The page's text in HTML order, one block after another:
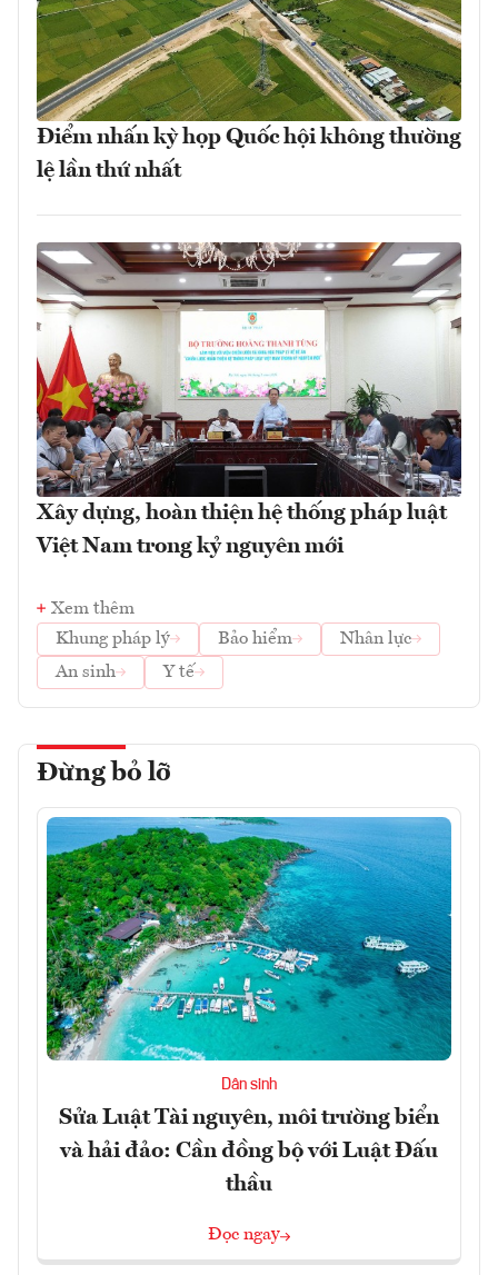
Điểm nhấn kỳ họp Quốc hội không thường
lệ lần thứ nhất
Xây dựng, hoàn thiện hệ thống pháp luật
Việt Nam trong kỷ nguyên mới
Xem thêm
Khung pháp lý
Bảo hiểm
Nhân lực
An sinh
Y tế
Đừng bỏ lỡ
Dân sinh
Sửa Luật Tài nguyên, môi trường biển
và hải đảo: Cần đồng bộ với Luật Đấu
thầu
Đọc ngay